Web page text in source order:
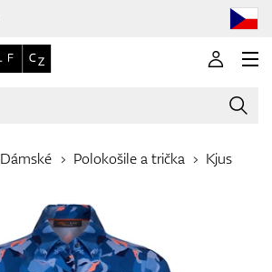
Dámské Polokošile a trička Kjus